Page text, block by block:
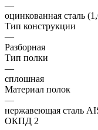
—
оцинкованная сталь
Тип конструкции
—
Разборная
Тип полки
—
сплошная
Материал полок
—
нержавеющая сталь
ОКПД 2